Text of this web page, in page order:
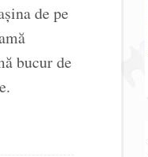
de pe
bucur de